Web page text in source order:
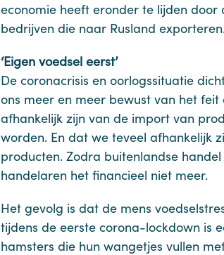
economie heeft eronder te lijden door
bedrijven die naar Rusland
‘Eigen voedsel eerst’
De coronacrisis en oorlogssituatie
ons meer en meer bewust van het
afhankelijk zijn van de import van
worden. En dat we teveel afhankelijk
producten. Zodra buitenlandse
handelaren het financieel niet meer.
Het gevolg is dat de mens
tijdens de eerste corona-lockdown is
hamsters die hun wangetjes vullen